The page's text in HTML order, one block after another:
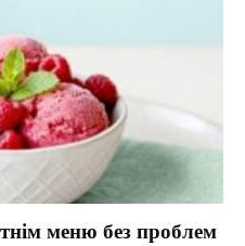
меню без проблем